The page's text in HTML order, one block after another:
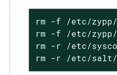
rm -f /etc/zypp/
rm -f /etc/zypp/
rm -r /etc/
rm -r /etc/salt/